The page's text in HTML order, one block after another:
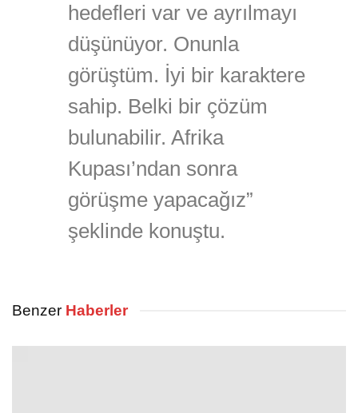
hedefleri var ve ayrılmayı
düşünüyor. Onunla
görüştüm. İyi bir karaktere
sahip. Belki bir çözüm
bulunabilir. Afrika
Kupası’ndan sonra
görüşme yapacağız”
şeklinde konuştu.
Benzer Haberler